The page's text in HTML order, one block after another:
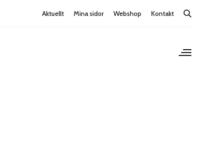
Aktuellt Mina sidor Webshop Kontakt